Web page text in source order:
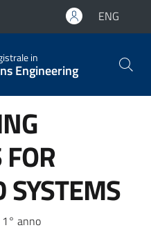
ENG
in
Engineering
SYSTEMS
anno